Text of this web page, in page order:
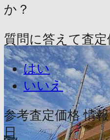
か？
質問に答えて査定
はい
いいえ
参考査定価格 情
日